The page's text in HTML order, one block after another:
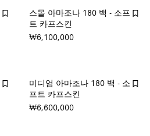
스몰 아마조나 180 백 - 소프
트 카프스킨
₩6,100,000
미디엄 아마조나 180 백 - 소
프트 카프스킨
₩6,600,000